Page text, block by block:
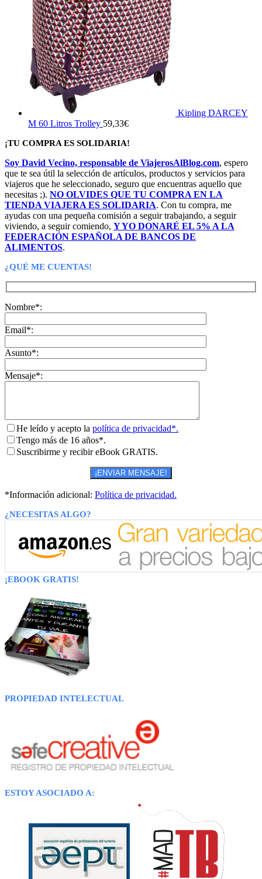
Kipling DARCEY
M 60 Litros Trolley 59,33€
¡TU COMPRA ES SOLIDARIA!
Soy David Vecino, responsable de ViajerosAlBlog.com, espero
que te sea útil la selección de artículos, productos y servicios para
viajeros que he seleccionado, seguro que encuentras aquello que
necesitas ;). NO OLVIDES QUE TU COMPRA EN LA
TIENDA VIAJERA ES SOLIDARIA. Con tu compra, me
ayudas con una pequeña comisión a seguir trabajando, a seguir
viviendo, a seguir comiendo, Y YO DONARÉ EL 5% A LA
FEDERACIÓN ESPAÑOLA DE BANCOS DE
ALIMENTOS.
¿QUÉ ME CUENTAS!
Nombre*:
Email*:
Asunto*:
Mensaje*:
He leído y acepto la política de privacidad*.
Tengo más de 16 años*.
Suscribirme y recibir eBook GRATIS.
*Información adicional: Política de privacidad.
¿NECESITAS ALGO?
¡EBOOK GRATIS!
PROPIEDAD INTELECTUAL
ESTOY ASOCIADO A: